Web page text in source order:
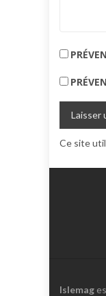
Ce site
Islemag